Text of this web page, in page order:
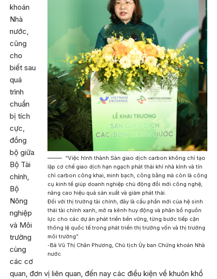
“Việc hình thành Sàn giao dịch carbon không chỉ tạo
lập cơ chế giao dịch hạn ngạch phát thải khí nhà kính và tín
chỉ carbon công khai, minh bạch, công bằng mà còn là công
cụ kinh tế giúp doanh nghiệp chủ động đổi mới công nghệ,
nâng cao hiệu quả sản xuất và giảm phát thải.
Đối với thị trường tài chính, đây là cấu phần mới của hệ sinh
thái tài chính xanh, mở ra kênh huy động và phân bổ nguồn
lực cho các dự án phát triển bền vững, từng bước tiếp cận
thông lệ quốc tế trong phát triển thị trường vốn và thị trường
môi trường”.
-Bà Vũ Thị Chân Phương, Chủ tịch Ủy ban Chứng khoán Nhà
nước
khoán
Nhà
nước,
cũng
cho
biết sau
quá
trình
chuẩn
bị tích
cực,
đồng
bộ giữa
Bộ Tài
chính,
Bộ
Nông
nghiệp
và Môi
trường
cùng
các cơ
quan, đơn vị liên quan, đến nay các điều kiện về khuôn khổ